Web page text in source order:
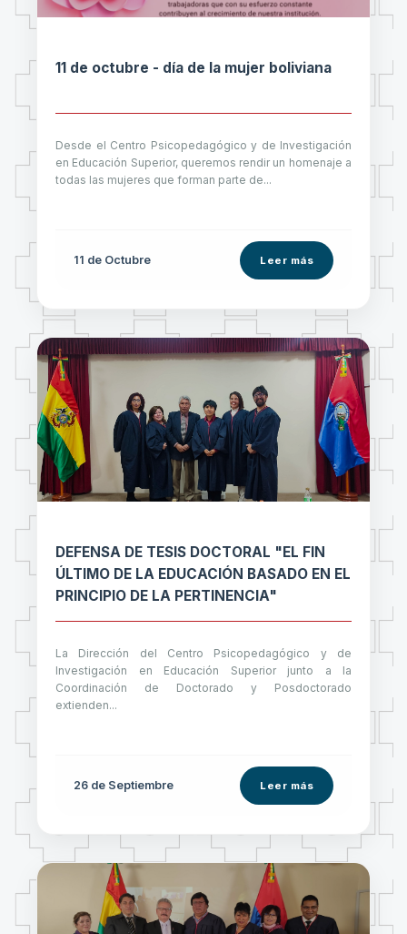
11 de octubre - día de la mujer boliviana
Desde el Centro Psicopedagógico y de Investigación
en Educación Superior, queremos rendir un homenaje a
todas las mujeres que forman parte de...
11 de Octubre Leer más
DEFENSA DE TESIS DOCTORAL "EL FIN
ÚLTIMO DE LA EDUCACIÓN BASADO EN EL
PRINCIPIO DE LA PERTINENCIA"
La Dirección del Centro Psicopedagógico y de
Investigación en Educación Superior junto a la
Coordinación de Doctorado y Posdoctorado
extienden...
26 de Septiembre Leer más